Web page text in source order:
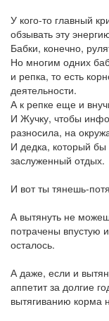
У кого-то главный
обзывать эту
Бабки, конечно,
Но многим одних
и репка, то есть
деятельности.
А к репке еще и
И Жучку, чтобы
разносила, на
И дедка, который
заслуженный отдых.
И вот ты тянешь-
А вытянуть не
потрачены впустую
осталось.
А даже, если и
аппетит за долгие
вытягиванию корма